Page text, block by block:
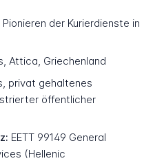
Pionieren der Kurierdienste in
Attica, Griechenland
privat gehaltenes
öffentlicher
EETT 99149 General
(Hellenic